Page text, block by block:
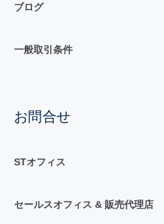
ブログ
一般取引条件
お問合せ
STオフィス
セールスオフィス & 販売代理店